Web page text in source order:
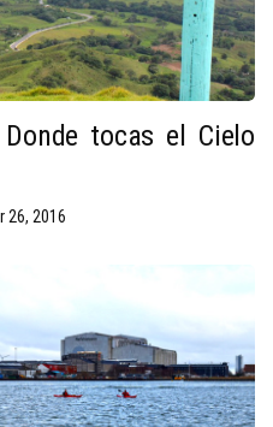
tocas el Cielo
26, 2016